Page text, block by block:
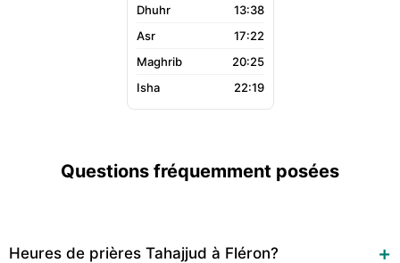
13:38
17:22
20:25
22:19
Questions fréquemment posées
Heures de prières Tahajjud à Fléron?